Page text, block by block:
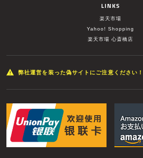
LINKS
楽天市場
Yahoo! Shopping
楽天市場 心斎橋店
弊社運営を装った偽サイトにご注意ください！